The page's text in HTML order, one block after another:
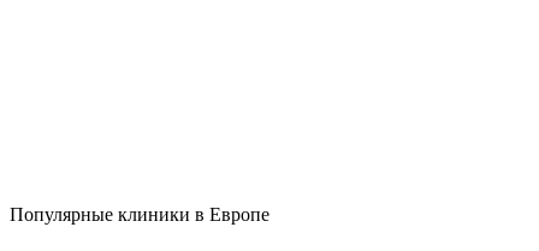
Популярные клиники в Европе